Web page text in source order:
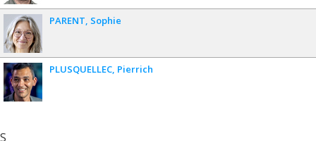
PARENT Sophie
PLUSQUELLEC Pierrich
S